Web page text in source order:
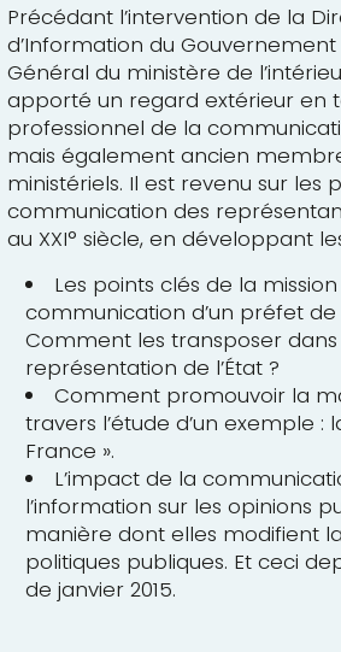
Précédant l’intervention de la
d’Information du
Général du ministère de
apporté un regard extérieur en
professionnel de la
mais également ancien
ministériels. Il est revenu sur les
communication des
au XXI° siècle, en développant
Les points clés de la
communication d’un préfet
Comment les transposer dans
représentation de l’État ?
Comment promouvoir la
travers l’étude d’un exemple :
France ».
L’impact de la
l’information sur les opinions
manière dont elles modifient
politiques publiques. Et ceci
de janvier 2015.